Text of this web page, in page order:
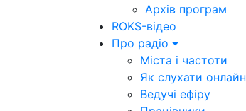
Архів програм
ROKS-відео
Про радіо
Міста і частоти
Як слухати онлайн
Ведучі ефіру